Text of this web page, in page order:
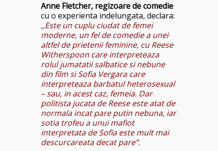
Anne Fletcher, regizoare de comedie
cu o experienta indelungata, declara:
,,Este un cuplu ciudat de femei
moderne, un fel de comedie a unei
altfel de prietenii feminine, cu Reese
Witherspoon care interpreteaza
rolul jumatatii salbatice si nebune
din film si Sofia Vergara care
interpreteaza barbatul heterosexual
– sau, in acest caz, femeia. Dar
politista jucata de Reese este atat de
normala incat pare putin nebuna, iar
sotia trofeu a unui mafiot
interpretata de Sofia este mult mai
descurcareata decat pare”.